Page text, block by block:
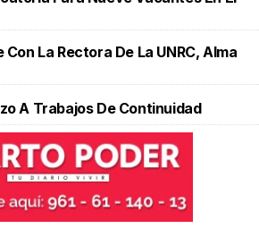
Con La Rectora De La UNRC, Alma
A Trabajos De Continuidad